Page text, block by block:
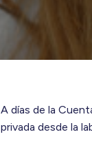
A días de la
privada desde la